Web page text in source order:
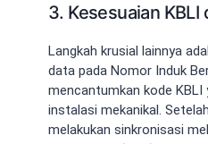
3. Kesesuaian KBLI
Langkah krusial lainnya
data pada Nomor Induk
mencantumkan kode KBLI
instalasi mekanikal.
melakukan sinkronisasi